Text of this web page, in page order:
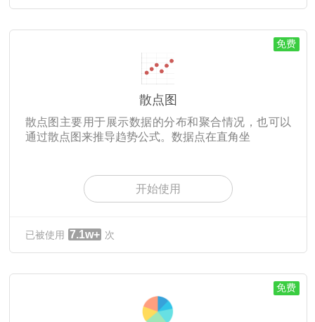
免费
散点图
散点图主要用于展示数据的分布和聚合情况，也可以
通过散点图来推导趋势公式。数据点在直角坐
开始使用
已被使用 7.1w+ 次
免费